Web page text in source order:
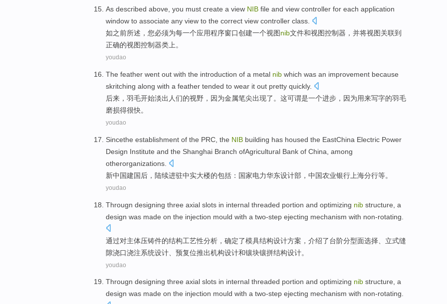
As described above, you must create a view NIB file and view controller for each application
window to associate any view to the correct view controller class.
如之前所述， 您必须为每一个应用程序窗口创建一个视图nib文件和视图控制器 ，并将视图关联到
正确的视图控制器类上。
youdao
The feather went out with the introduction of a metal nib which was an improvement because
skritching along with a feather tended to wear it out pretty quickly.
后来， 羽毛开始淡出人们的视野， 因为金属笔尖出现了。 这可谓是一个进步 ， 因为用来写字的羽毛
磨损得很快。
youdao
Sincethe establishment of the PRC, the NIB building has housed the EastChina Electric Power
Design Institute and the Shanghai Branch ofAgricultural Bank of China , among
otherorganizations.
新中国建国 后， 陆续进驻中实大楼的包括：国家电力华东设计部， 中国农业银行 上海分行等。
youdao
Througn designing three axial slots in internal threaded portion and optimizing nib structure , a
design was made on the injection mould with a two-step ejecting mechanism with non-rotating
通过对主体压铸件的结构工艺性分析，确定了模具结构设计方案，介绍了台阶分型面选择、立式缝
隙浇口浇注系统设计 、预复位推出机构设计和镶块镶拼结构设计。
youdao
Througn designing three axial slots in internal threaded portion and optimizing nib structure, a
design was made on the injection mould with a two-step ejecting mechanism with non-rotating.